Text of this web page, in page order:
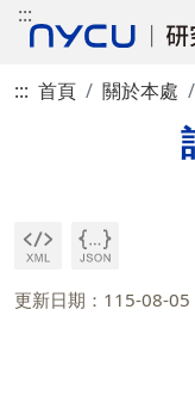
:::
::: 首頁 關於本處
更新日期：115-08-05